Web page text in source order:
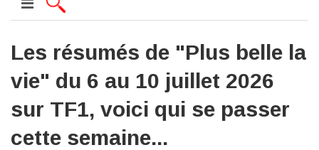
Les résumés de "Plus belle la
vie" du 6 au 10 juillet 2026
sur TF1, voici qui se passer
cette semaine...